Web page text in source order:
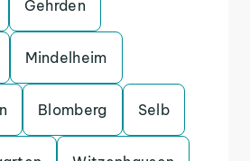
Gehrden
Mindelheim
Blomberg Selb